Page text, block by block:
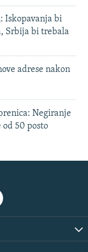
Iskopavanja bi
Srbija bi trebala
adrese nakon
Negiranje
od 50 posto